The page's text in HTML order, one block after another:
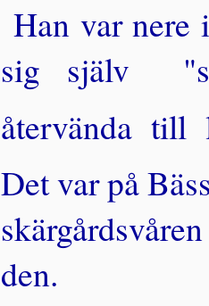
Han var nere
sig själv 
återvända till
Det var på
den.